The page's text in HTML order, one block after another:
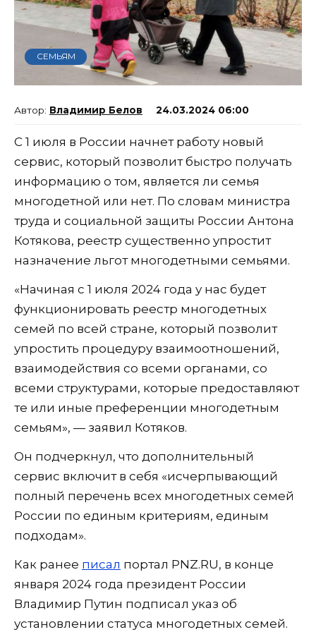
СЕМЬЯМ
Владимир Белов 24.03.2024 06:00
С 1 июля в России начнет работу новый
сервис, который позволит быстро получать
информацию о том, является ли семья
многодетной или нет. По словам министра
труда и социальной защиты России Антона
Котякова, реестр существенно упростит
назначение льгот многодетными семьями.
«Начиная с 1 июля 2024 года у нас будет
функционировать реестр многодетных
семей по всей стране, который позволит
упростить процедуру взаимоотношений,
взаимодействия со всеми органами, со
всеми структурами, которые предоставляют
те или иные преференции многодетным
семьям», — заявил Котяков.
Он подчеркнул, что дополнительный
сервис включит в себя «исчерпывающий
полный перечень всех многодетных семей
России по единым критериям, единым
подходам».
Как ранее писал портал PNZ.RU, в конце
января 2024 года президент России
Владимир Путин подписал указ об
установлении статуса многодетных семей.